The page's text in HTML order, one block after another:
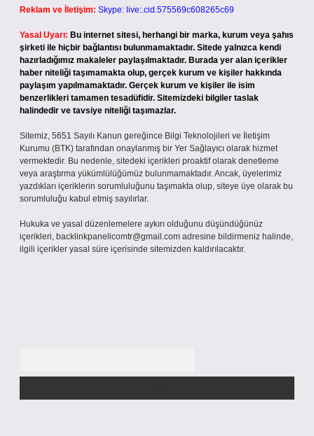
Reklam ve İletişim: Skype: live:.cid.575569c608265c69
Yasal Uyarı: Bu internet sitesi, herhangi bir marka, kurum veya şahıs
şirketi ile hiçbir bağlantısı bulunmamaktadır. Sitede yalnızca kendi
hazırladığımız makaleler paylaşılmaktadır. Burada yer alan içerikler
haber niteliği taşımamakta olup, gerçek kurum ve kişiler hakkında
paylaşım yapılmamaktadır. Gerçek kurum ve kişiler ile isim
benzerlikleri tamamen tesadüfidir. Sitemizdeki bilgiler taslak
halindedir ve tavsiye niteliği taşımazlar.
Sitemiz, 5651 Sayılı Kanun gereğince Bilgi Teknolojileri ve İletişim
Kurumu (BTK) tarafından onaylanmış bir Yer Sağlayıcı olarak hizmet
vermektedir. Bu nedenle, sitedeki içerikleri proaktif olarak denetleme
veya araştırma yükümlülüğümüz bulunmamaktadır. Ancak, üyelerimiz
yazdıkları içeriklerin sorumluluğunu taşımakta olup, siteye üye olarak bu
sorumluluğu kabul etmiş sayılırlar.
Hukuka ve yasal düzenlemelere aykırı olduğunu düşündüğünüz
içerikleri, backlinkpanelicomtr@gmail.com adresine bildirmeniz halinde,
ilgili içerikler yasal süre içerisinde sitemizden kaldırılacaktır.